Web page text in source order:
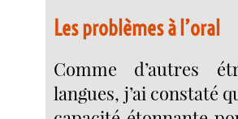
Les problèmes à l’oral
Comme d’autres
langues, j’ai constaté